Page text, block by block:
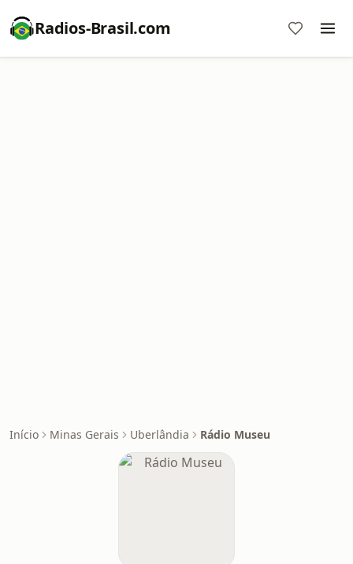
Radios-Brasil.com
Início Minas Gerais Uberlândia Rádio Museu